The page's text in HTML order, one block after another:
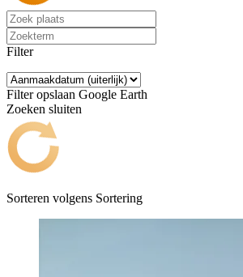
Filter
Filter opslaan Google Earth
Zoeken sluiten
Sorteren volgens Sortering